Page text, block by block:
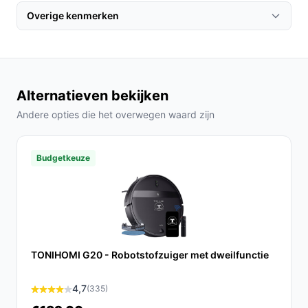
laat deze volledig opladen. Download de bijbehorende
app voor extra functionaliteiten, zoals het instellen van
Geluidsniveau van 69 dB: Dit betekent dat de E5
relatief stil is tijdens het schoonmaken, wat prettig
een lange levensduur en is efficiënter, waardoor
de E5 snel oplaadt en langdurig kan werken.
Veelgestelde vragen
Hoe lang gaat dit product mee?
De Roborock E5 is ontworpen voor langdurig gebruik,
meegaan, afhankelijk van gebruik en onderhoud.
Overige kenmerken
Alternatieven bekijken
Andere opties die het overwegen waard zijn
Budgetkeuze
TONIHOMI G20 - Robotstofzuiger met dweilfunctie
4,7(335)